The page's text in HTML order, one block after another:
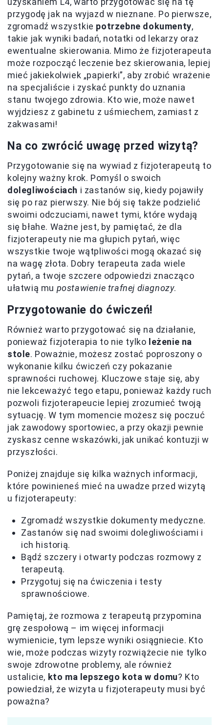
przygodę jak na wyjazd w nieznane. Po pierwsze,
zgromadź wszystkie potrzebne dokumenty,
takie jak wyniki badań, notatki od lekarzy oraz
ewentualne skierowania. Mimo że fizjoterapeuta
może rozpocząć leczenie bez skierowania, lepiej
mieć jakiekolwiek „papierki”, aby zrobić wrażenie
na specjaliście i zyskać punkty do uznania
stanu twojego zdrowia. Kto wie, może nawet
wyjdziesz z gabinetu z uśmiechem, zamiast z
zakwasami!
Na co zwrócić uwagę przed wizytą?
Przygotowanie się na wywiad z fizjoterapeutą to
kolejny ważny krok. Pomyśl o swoich
dolegliwościach i zastanów się, kiedy pojawiły
się po raz pierwszy. Nie bój się także podzielić
swoimi odczuciami, nawet tymi, które wydają
się błahe. Ważne jest, by pamiętać, że dla
fizjoterapeuty nie ma głupich pytań, więc
wszystkie twoje wątpliwości mogą okazać się
na wagę złota. Dobry terapeuta zada wiele
pytań, a twoje szczere odpowiedzi znacząco
ułatwią mu postawienie trafnej diagnozy.
Przygotowanie do ćwiczeń!
Również warto przygotować się na działanie,
ponieważ fizjoterapia to nie tylko leżenie na
stole. Poważnie, możesz zostać poproszony o
wykonanie kilku ćwiczeń czy pokazanie
sprawności ruchowej. Kluczowe staje się, aby
nie lekceważyć tego etapu, ponieważ każdy ruch
pozwoli fizjoterapeucie lepiej zrozumieć twoją
sytuację. W tym momencie możesz się poczuć
jak zawodowy sportowiec, a przy okazji pewnie
zyskasz cenne wskazówki, jak unikać kontuzji w
przyszłości.
Poniżej znajduje się kilka ważnych informacji,
które powinieneś mieć na uwadze przed wizytą
u fizjoterapeuty:
Zgromadź wszystkie dokumenty medyczne.
Zastanów się nad swoimi dolegliwościami i
ich historią.
Bądź szczery i otwarty podczas rozmowy z
terapeutą.
Przygotuj się na ćwiczenia i testy
sprawnościowe.
Pamiętaj, że rozmowa z terapeutą przypomina
grę zespołową – im więcej informacji
wymienicie, tym lepsze wyniki osiągniecie. Kto
wie, może podczas wizyty rozwiążecie nie tylko
swoje zdrowotne problemy, ale również
ustalicie, kto ma lepszego kota w domu? Kto
powiedział, że wizyta u fizjoterapeuty musi być
poważna?